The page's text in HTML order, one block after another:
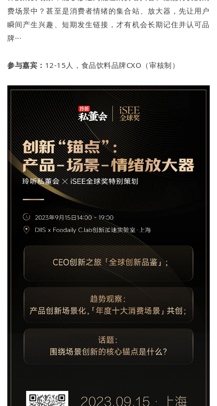
费场景中？甚至是消费者情绪的集合站、放大器，先让用户
瞬间产生兴趣、短期发生链接，才有机会长期记住并认可品
牌···
参与嘉宾： 12-15人，食品饮料品牌CXO（审核制）